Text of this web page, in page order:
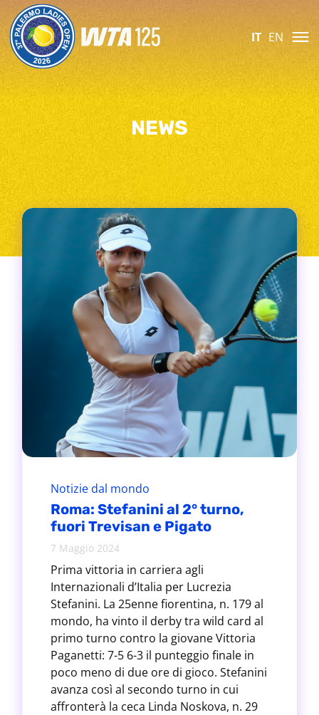
IT EN
NEWS
Notizie dal mondo
Roma: Stefanini al 2° turno,
fuori Trevisan e Pigato
7 Maggio 2024
Prima vittoria in carriera agli
Internazionali d’Italia per Lucrezia
Stefanini. La 25enne fiorentina, n. 179 al
mondo, ha vinto il derby tra wild card al
primo turno contro la giovane Vittoria
Paganetti: 7-5 6-3 il punteggio finale in
poco meno di due ore di gioco. Stefanini
avanza così al secondo turno in cui
affronterà la ceca Linda Noskova, n. 29